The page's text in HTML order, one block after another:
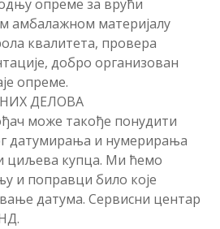
опреме за врући
амбалажном материјалу
квалитета, провера
добро организован
опреме.
ДЕЛОВА
може такође понудити
датумирања и нумерирања
циљева купца. Ми ћемо
и поправци било које
датума. Сервисни центар